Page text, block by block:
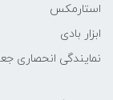
استارمکس
ابزار بادی
نمایندگی انحصاری